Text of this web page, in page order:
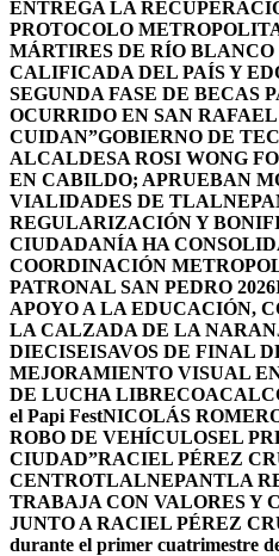
ENTREGA LA
PROTOCOLO
MÁRTIRES DE RÍO
CALIFICADA DEL PAÍS Y
SEGUNDA FASE DE BECAS
OCURRIDO EN SAN
CUIDAN”GOBIERNO DE
ALCALDESA ROSI WONG
EN CABILDO; APRUEBAN
VIALIDADES DE
REGULARIZACIÓN Y
CIUDADANÍA HA
COORDINACIÓN
PATRONAL SAN PEDRO 2026
APOYO A LA EDUCACIÓN,
LA CALZADA DE LA
DIECISEISAVOS DE FINAL
MEJORAMIENTO VISUAL
DE LUCHA LIBRE
el Papi FestNICOLÁS
ROBO DE VEHÍCULOSEL
CIUDAD”RACIEL PÉREZ
CENTROTLALNEPANTLA
TRABAJA CON VALORES Y
JUNTO A RACIEL PÉREZ
durante el primer cuatrimestre